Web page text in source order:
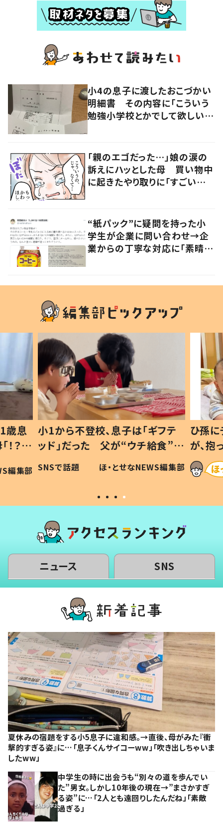
小4の息子に渡したおこづかい
明細書 その内容に「こういう
勉強小学校とかでして欲しい」
「親のエゴだった…」娘の涙の
訴えにハッとした母 買い物中
に起きたやり取りに「すごい分
“紙パック”に疑問を持った小
学生が企業に問い合わせ→企
業からの丁寧な対応に「素晴ら
フテ
食”を
編集部
ひ孫にデレデレな80歳じいじ
が、抱っこすると…ひ孫の反応に
「涙が出ました」「可愛くて仕方な
い」
ほ・とせなNEWS編集部
ニュース SNS
夏休みの宿題をする小5息子に違和感。→直後、母がみた『衝
撃的すぎる姿』に…「息子くんサイコーww」「吹き出しちゃいま
したww」
中学生の時に出会うも“別々の道を歩んでい
た”男女。しかし10年後の現在→”まさかすぎ
る姿”に…「2人とも遠回りしたんだね」「素敵
過ぎる」